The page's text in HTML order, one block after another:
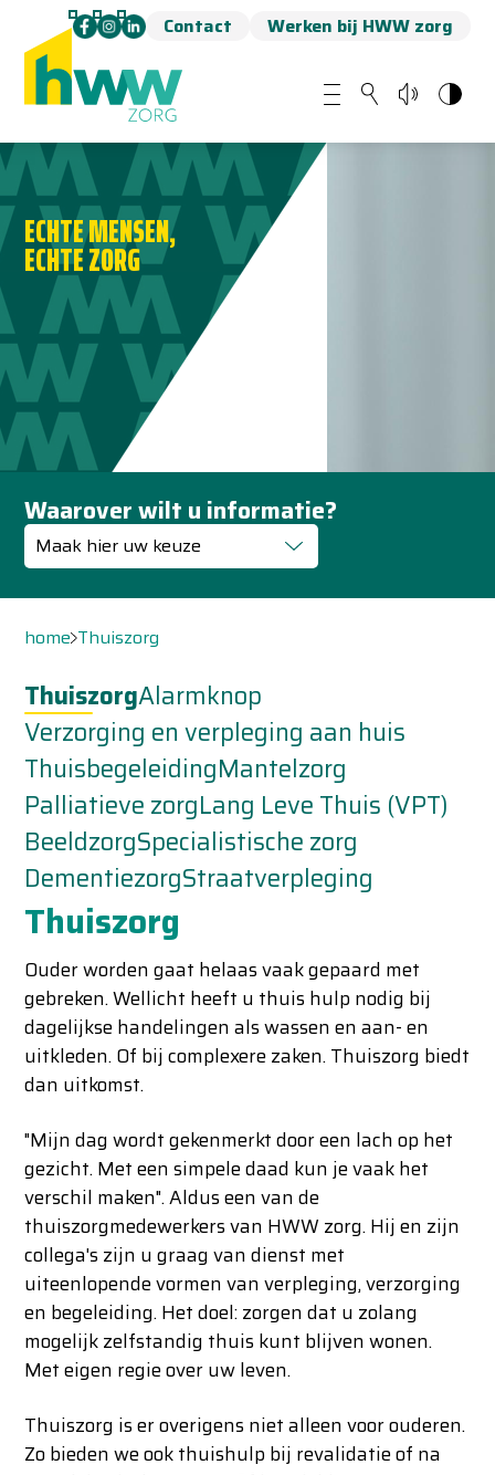
Contact Werken bij HWW zorg
ECHTE MENSEN,
ECHTE ZORG
Waarover wilt u informatie?
Maak hier uw keuze
home Thuiszorg
ThuiszorgAlarmknop
Verzorging en verpleging aan huis
ThuisbegeleidingMantelzorg
Palliatieve zorgLang Leve Thuis (VPT)
BeeldzorgSpecialistische zorg
DementiezorgStraatverpleging
Thuiszorg
Ouder worden gaat helaas vaak gepaard met
gebreken. Wellicht heeft u thuis hulp nodig bij
dagelijkse handelingen als wassen en aan- en
uitkleden. Of bij complexere zaken. Thuiszorg biedt
dan uitkomst.
"Mijn dag wordt gekenmerkt door een lach op het
gezicht. Met een simpele daad kun je vaak het
verschil maken". Aldus een van de
thuiszorgmedewerkers van HWW zorg. Hij en zijn
collega's zijn u graag van dienst met
uiteenlopende vormen van verpleging, verzorging
en begeleiding. Het doel: zorgen dat u zolang
mogelijk zelfstandig thuis kunt blijven wonen.
Met eigen regie over uw leven.
Thuiszorg is er overigens niet alleen voor ouderen.
Zo bieden we ook thuishulp bij revalidatie of na